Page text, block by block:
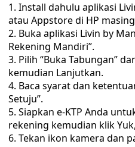
Install dahulu aplikasi
atau Appstore di HP
Buka aplikasi Livin by
Rekening Mandiri”.
Pilih “Buka Tabungan”
kemudian Lanjutkan.
Baca syarat dan
Setuju”.
Siapkan e-KTP Anda
rekening kemudian klik
Tekan ikon kamera dan